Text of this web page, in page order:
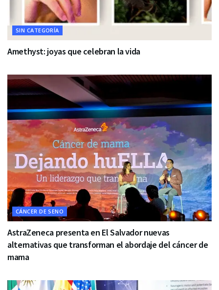
SIN CATEGORÍA
Amethyst: joyas que celebran la vida
CÁNCER DE SENO
AstraZeneca presenta en El Salvador nuevas
alternativas que transforman el abordaje del cáncer de
mama